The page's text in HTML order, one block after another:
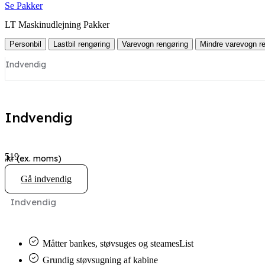
Se Pakker
LT Maskinudlejning Pakker
Personbil Lastbil rengøring Varevogn rengøring Mindre varevogn
Indvendig
Indvendig
519
.kr (ex. moms)
Gå indvendig
Indvendig
Måtter bankes, støvsuges og steamesList
Grundig støvsugning af kabine